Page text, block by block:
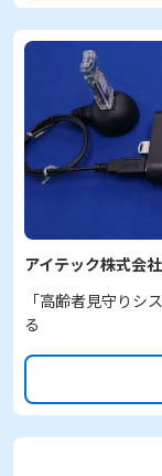
アイテック株式会
「高齢者見守りシ
る